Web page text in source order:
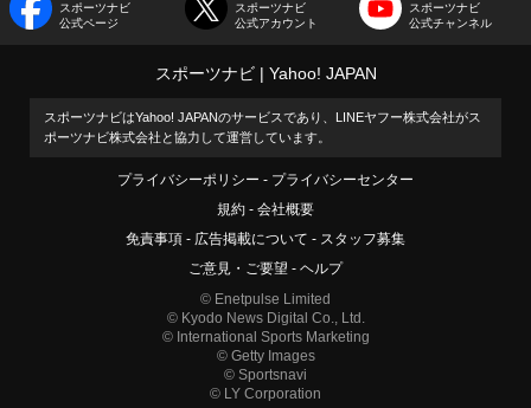
スポーツナビ
公式ページ
スポーツナビ
公式アカウント
スポーツナビ
公式チャンネル
スポーツナビ Yahoo! JAPAN
スポーツナビはYahoo! JAPANのサービスであり、LINEヤフー株式会社がス
ポーツナビ株式会社と協力して運営しています。
プライバシーポリシー
プライバシーセンター
規約
会社概要
免責事項
広告掲載について
スタッフ募集
ご意見・ご要望
ヘルプ
© Enetpulse Limited
© Kyodo News Digital Co., Ltd.
© International Sports Marketing
© Getty Images
© Sportsnavi
© LY Corporation